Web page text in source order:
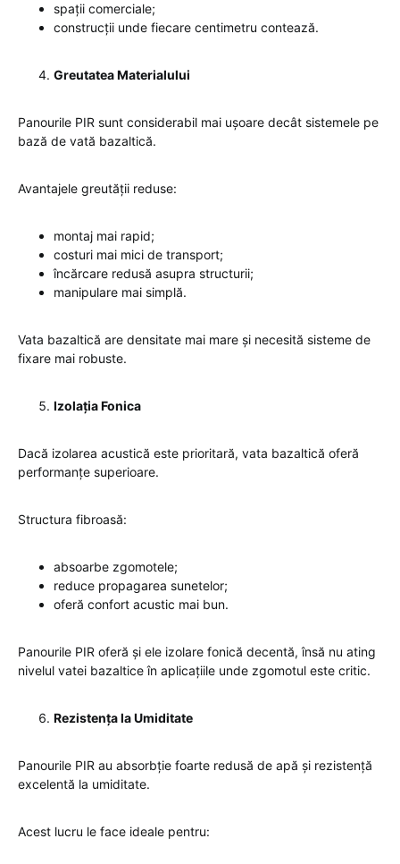
spații comerciale;
construcții unde fiecare centimetru contează.
Greutatea Materialului
Panourile PIR sunt considerabil mai ușoare decât sistemele pe
bază de vată bazaltică.
Avantajele greutății reduse:
montaj mai rapid;
costuri mai mici de transport;
încărcare redusă asupra structurii;
manipulare mai simplă.
Vata bazaltică are densitate mai mare și necesită sisteme de
fixare mai robuste.
Izolația Fonica
Dacă izolarea acustică este prioritară, vata bazaltică oferă
performanțe superioare.
Structura fibroasă:
absoarbe zgomotele;
reduce propagarea sunetelor;
oferă confort acustic mai bun.
Panourile PIR oferă și ele izolare fonică decentă, însă nu ating
nivelul vatei bazaltice în aplicațiile unde zgomotul este critic.
Rezistența la Umiditate
Panourile PIR au absorbție foarte redusă de apă și rezistență
excelentă la umiditate.
Acest lucru le face ideale pentru: